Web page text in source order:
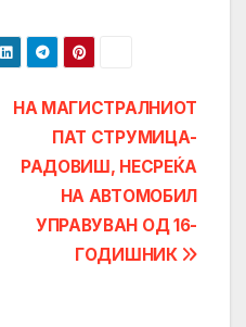
НА МАГИСТРАЛНИОТ
ПАТ СТРУМИЦА-
РАДОВИШ, НЕСРЕЌА
НА АВТОМОБИЛ
УПРАВУВАН ОД 16-
ГОДИШНИК